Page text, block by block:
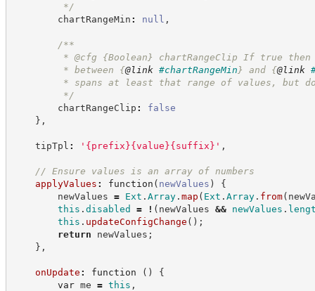
*/
chartRangeMin : null ,
/**
* @cfg {Boolean}
chartRangeClip If true
* between {@link #chartRangeMin } and {@link
* spans at least that range of values, but
*/
chartRangeClip :
false
} ,
tipTpl : ' {prefix}{value}{suffix} ' ,
// Ensure values is an array of numbers
applyValues : function ( newValues )
{
newValues = Ext .Array .map ( Ext .Array . from(
this .disabled = ! ( newValues && newValues .
this . updateConfigChange ( ) ;
return newValues ;
} ,
onUpdate : function ( )
{
var me = this ,